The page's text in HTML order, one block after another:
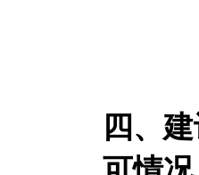
四、